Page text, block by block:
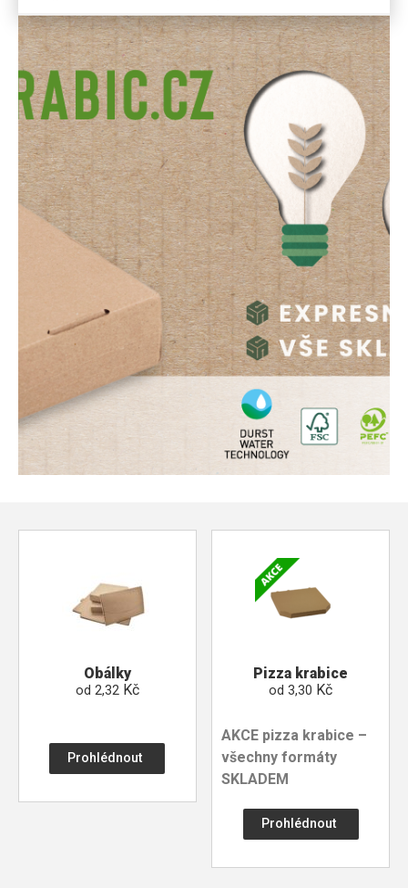
Obálky
od 2,32 Kč
Prohlédnout
Pizza krabice
od3,30 Kč
AKCE pizza krabice –
všechny formáty
SKLADEM
Prohlédnout